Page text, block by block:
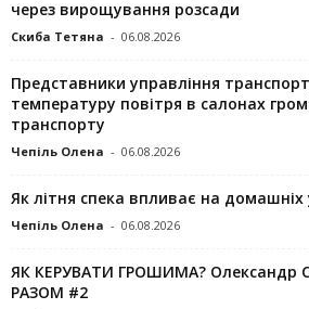
через вирощування розсади
Скиба Тетяна - 06.08.2026
Представники управління
температуру повітря в салонах
транспорту
Чепіль Олена - 06.08.2026
Як літня спека впливає на
Чепіль Олена - 06.08.2026
ЯК КЕРУВАТИ ГРОШИМА? Олександр
РАЗОМ #2